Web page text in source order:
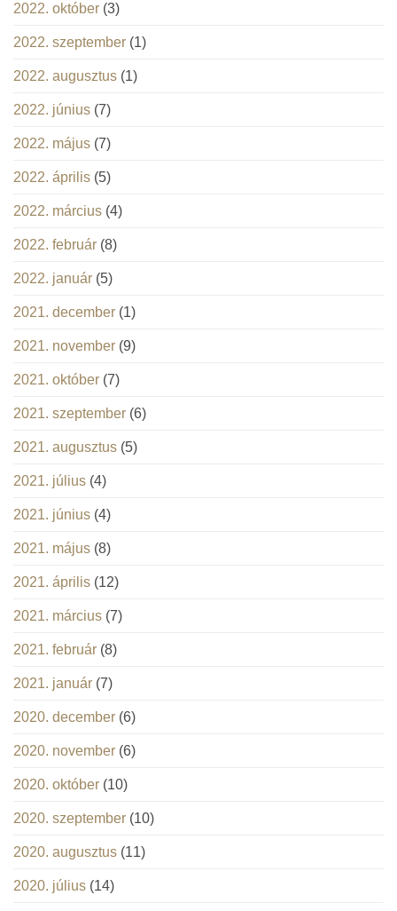
2022. október (3)
2022. szeptember (1)
2022. augusztus (1)
2022. június (7)
2022. május (7)
2022. április (5)
2022. március (4)
2022. február (8)
2022. január (5)
2021. december (1)
2021. november (9)
2021. október (7)
2021. szeptember (6)
2021. augusztus (5)
2021. július (4)
2021. június (4)
2021. május (8)
2021. április (12)
2021. március (7)
2021. február (8)
2021. január (7)
2020. december (6)
2020. november (6)
2020. október (10)
2020. szeptember (10)
2020. augusztus (11)
2020. július (14)